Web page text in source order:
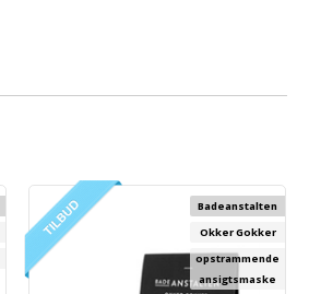
Badeanstalten
Okker Gokker
opstrammende
ansigtsmaske